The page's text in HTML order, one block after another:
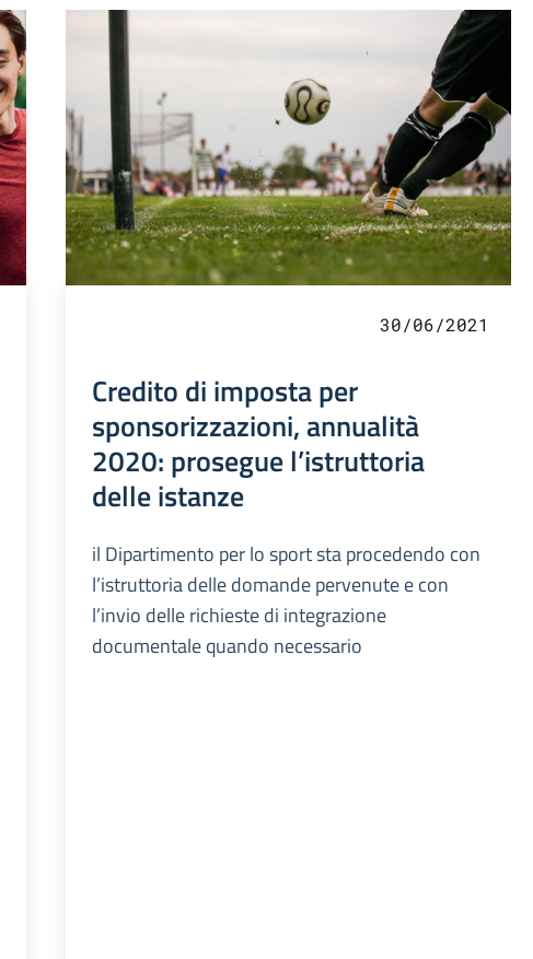
30/06/2021
Credito di imposta per
sponsorizzazioni, annualità
2020: prosegue l’istruttoria
delle istanze
il Dipartimento per lo sport sta procedendo con
l’istruttoria delle domande pervenute e con
l’invio delle richieste di integrazione
documentale quando necessario